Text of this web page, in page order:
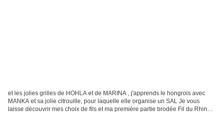
et les jolies grilles de HOHLA et de MARINA , j'apprends le hongrois avec
MANKA et sa jolie citrouille, pour laquelle elle organise un SAL Je vous
laisse découvrir mes choix de fils et ma première partie brodée Fil du Rhin